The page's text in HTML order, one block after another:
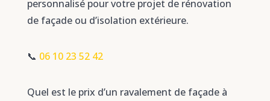
personnalisé pour votre projet de rénovation
de façade ou d’isolation extérieure.
📞 06 10 23 52 42
Quel est le prix d’un ravalement de façade à